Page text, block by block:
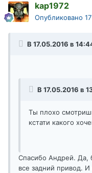
kap1972
Опубликовано
В 17.05.2016 в
В 17.05.2016 в
Ты плохо
кстати какого
Спасибо Андрей. Да,
все задний привод.